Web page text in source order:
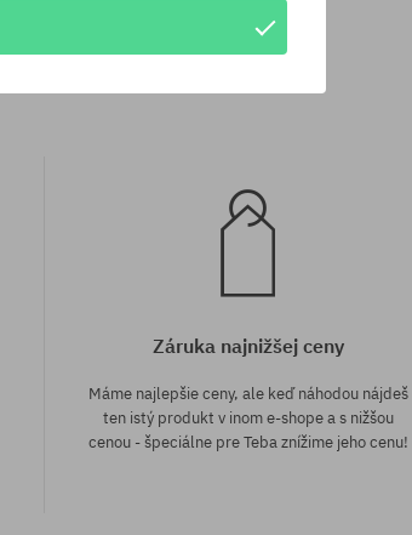
Záruka najnižšej ceny
Máme najlepšie ceny, ale keď náhodou nájdeš
ten istý produkt v inom e-shope a s nižšou
cenou - špeciálne pre Teba znížime jeho cenu!